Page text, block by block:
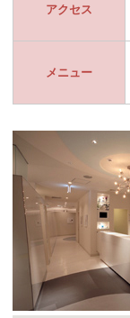
アクセス
メニュー